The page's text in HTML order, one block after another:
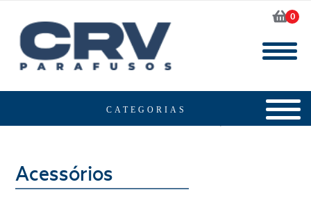
0
Acessórios